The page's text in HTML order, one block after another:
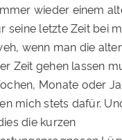
wieder einem
seine letzte Zeit bei
wenn man die
Zeit gehen lassen
Monate oder
mich stets dafür.
die kurzen